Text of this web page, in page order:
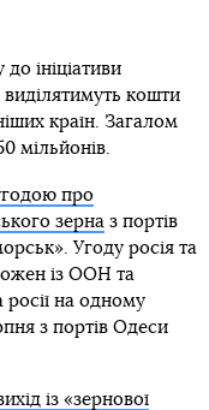
ініціативи
виділятимуть кошти
країн. Загалом
мільйонів.
про
зерназ портів
Угоду росія та
із ООН та
росії на одному
з портів Одеси
із «зернової